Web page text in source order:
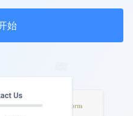
始